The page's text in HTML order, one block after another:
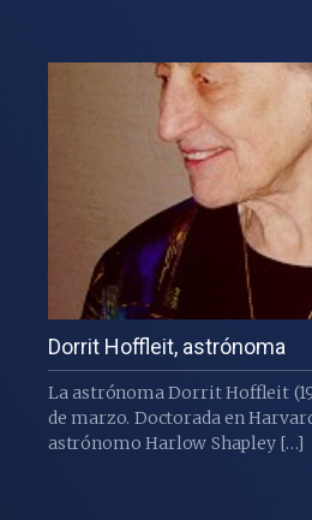
Dorrit Hoffleit, astrónoma
La astrónoma Dorrit Hoffleit
de marzo. Doctorada en
astrónomo Harlow Shapley […]